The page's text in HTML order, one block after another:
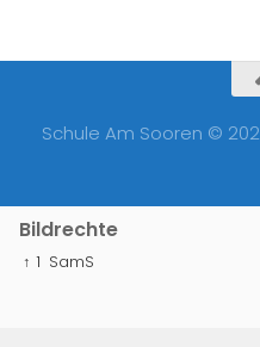
Schule Am Sooren ©
Bildrechte
↑ 1 SamS